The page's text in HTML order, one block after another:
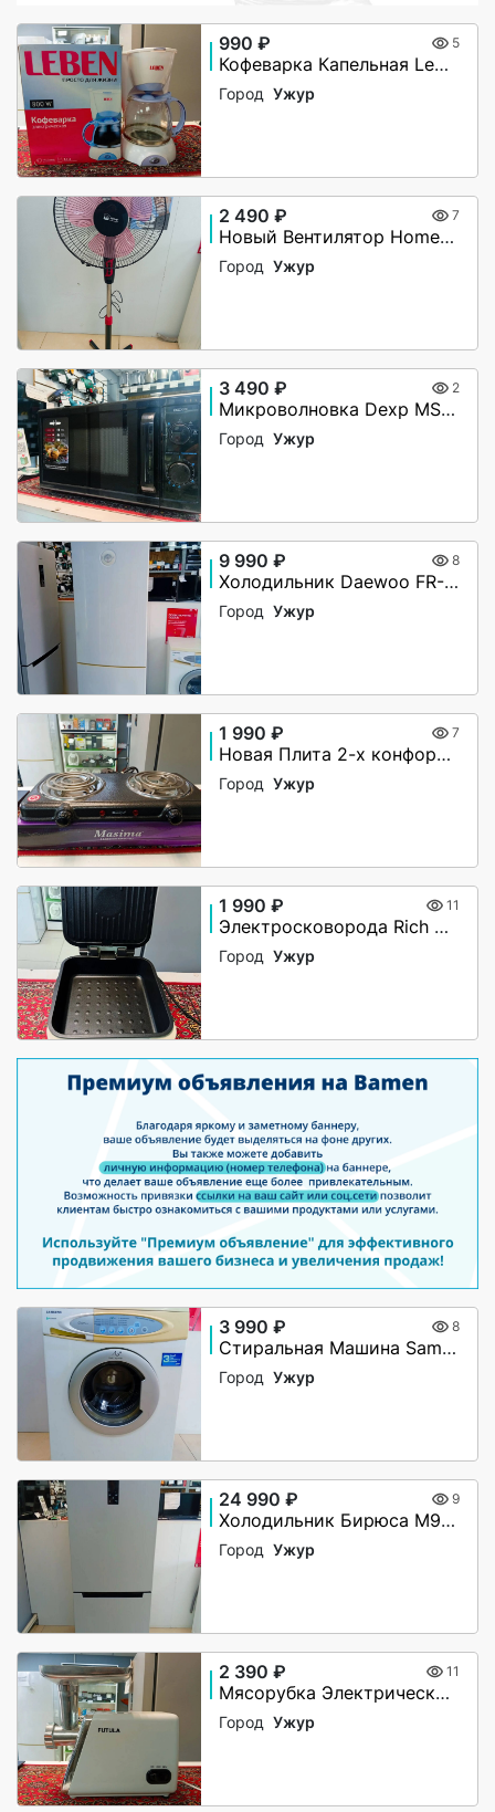
990 ₽ 5
Кофеварка Капельная Leben 475043
Город Ужур
2 490 ₽ 7
Новый Вентилятор Home Element HE-FN1204
Город Ужур
3 490 ₽ 2
Микроволновка Dexp MS-70
Город Ужур
9 990 ₽ 8
Холодильник Daewoo FR-417W
Город Ужур
1 990 ₽ 7
Новая Плита 2-х конфорочная Masima MS 5110
Город Ужур
1 990 ₽ 11
Электросковорода Rich R-002
Город Ужур
3 990 ₽ 8
Стиральная Машина Samsung S821 3.5 кг
Город Ужур
24 990 ₽ 9
Холодильник Бирюса M920NF
Город Ужур
2 390 ₽ 11
Мясорубка Электрическая Futula MG4
Город Ужур